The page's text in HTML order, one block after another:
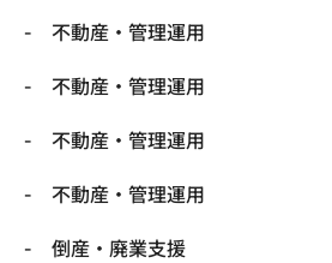
不動産・管理運用
不動産・管理運用
不動産・管理運用
不動産・管理運用
倒産・廃業支援